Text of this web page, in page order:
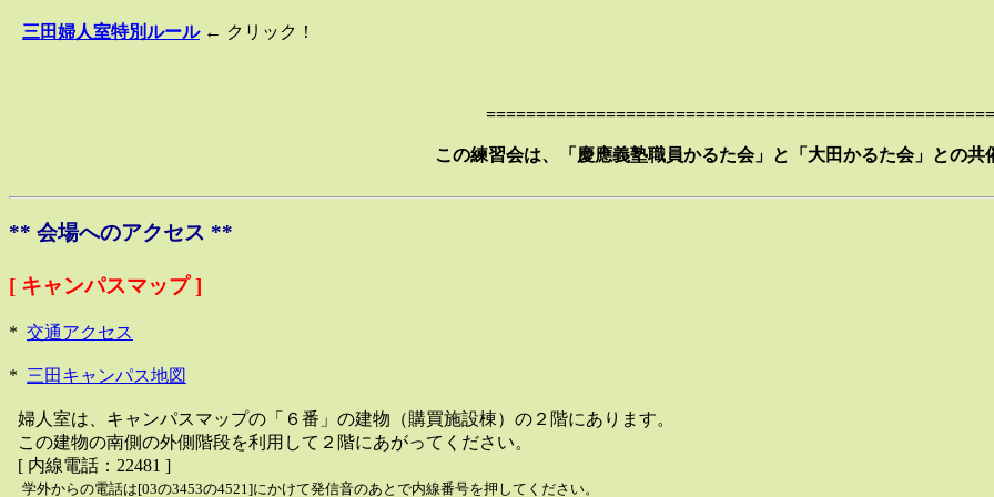
三田婦人室特別ルール← クリック！
この練習会は、「慶應義塾職員かるた会」と「大田かるた会」との共
** 会場へのアクセス **
[ キャンパスマップ ]
* 交通アクセス
* 三田キャンパス地図
婦人室は、キャンパスマップの「６番」の建物（購買施設棟）の２階にあります。
この建物の南側の外側階段を利用して２階にあがってください。
[ 内線電話：22481 ]
学外からの電話は[03の3453の4521]にかけて発信音のあとで内線番号を押してください。